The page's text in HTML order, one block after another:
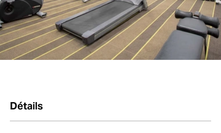
Détails